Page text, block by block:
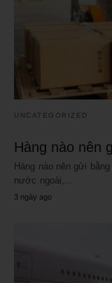
UNCATEGORIZED
Hàng nào nên
Hàng nào nên gửi
nước ngoài,…
3 ngày ago